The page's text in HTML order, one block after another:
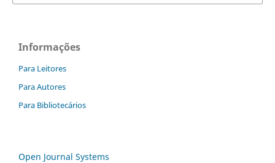
Informações
Para Leitores
Para Autores
Para Bibliotecários
Open Journal Systems